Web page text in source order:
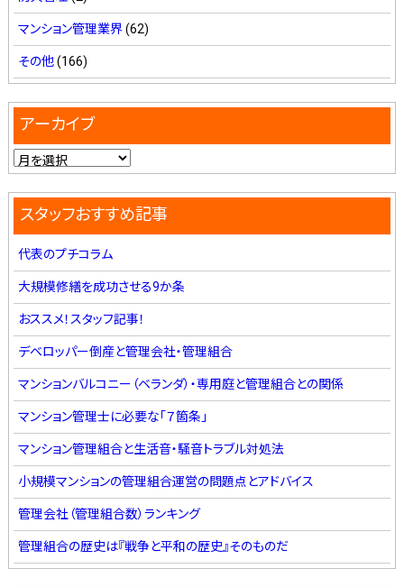
マンション管理業界(62)
その他(166)
アーカイブ
スタッフおすすめ記事
代表のプチコラム
大規模修繕を成功させる9か条
おススメ！スタッフ記事！
デベロッパー倒産と管理会社・管理組合
マンションバルコニー（ベランダ）・専用庭と管理組合との関係
マンション管理士に必要な「７箇条」
マンション管理組合と生活音・騒音トラブル対処法
小規模マンションの管理組合運営の問題点とアドバイス
管理会社（管理組合数）ランキング
管理組合の歴史は『戦争と平和の歴史』そのものだ